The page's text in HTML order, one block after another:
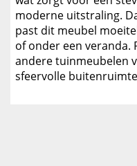
moderne uitstraling.
past dit meubel
of onder een
andere tuinmeubelen
sfeervolle